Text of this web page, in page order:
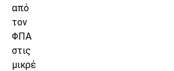
από
τον
ΦΠΑ
στις
μικρέ